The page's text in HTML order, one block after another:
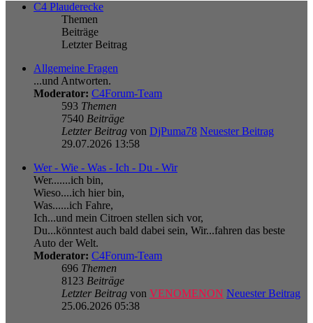
C4 Plauderecke
Themen
Beiträge
Letzter Beitrag
Allgemeine Fragen
...und Antworten.
Moderator: C4Forum-Team
593 Themen
7540 Beiträge
Letzter Beitrag von DjPuma78 Neuester Beitrag
29.07.2026 13:58
Wer - Wie - Was - Ich - Du - Wir
Wer.......ich bin,
Wieso....ich hier bin,
Was......ich Fahre,
Ich...und mein Citroen stellen sich vor,
Du...könntest auch bald dabei sein, Wir...fahren das beste
Auto der Welt.
Moderator: C4Forum-Team
696 Themen
8123 Beiträge
Letzter Beitrag von VENOMENON Neuester Beitrag
25.06.2026 05:38